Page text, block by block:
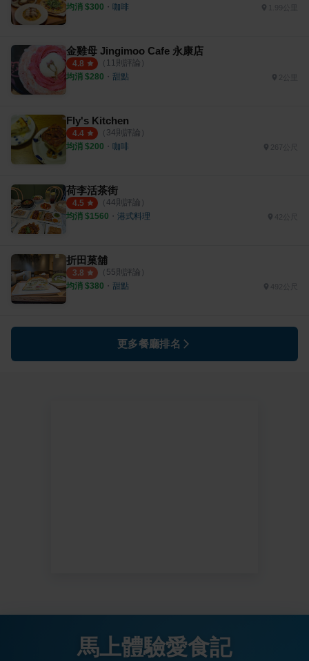
均消 $300 ・ 咖啡
金雞母 Jingimoo Cafe 永康店
4.8 （ 11則評論）
均消 $280 ・ 甜點
Fly's Kitchen
4.4 （ 34則評論）
均消 $200 ・ 咖啡
荷李活茶街
4.5 （ 44則評論）
均消 $1560 ・ 港式料理 42公尺
折田菓舖
3.8 （ 55則評論）
均消 $380 ・ 甜點 492公尺
更多餐廳排名
馬上體驗愛食記